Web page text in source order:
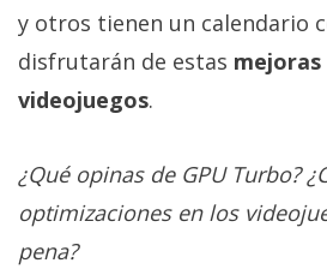
y otros tienen un calendario
disfrutarán de estas mejoras
videojuegos.
¿Qué opinas de GPU Turbo?
optimizaciones en los
pena?